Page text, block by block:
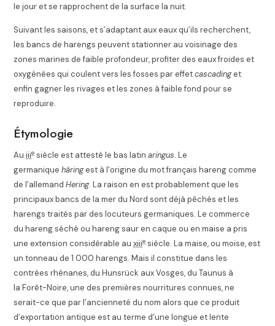
le jour et se rapprochent de la surface la nuit.
Suivant les saisons, et s’adaptant aux eaux qu’ils recherchent,
les bancs de harengs peuvent stationner au voisinage des
zones marines de faible profondeur, profiter des eaux froides et
oxygénées qui coulent vers les fosses par effetcascadinget
enfin gagner les rivages et les zones à faible fond pour se
reproduire.
Étymologie
Auiiie siècle est attesté le bas latinaringus. Le
germaniquehâringest à l’origine du mot français hareng comme
de l’allemandHering. La raison en est probablement que les
principaux bancs de la mer du Nord sont déjà pêchés et les
harengs traités par des locuteurs germaniques. Le commerce
du hareng séché ou hareng saur en caque ou en maise a pris
une extension considérable auxiiie siècle. La maise, ou moise, est
un tonneau de 1 000 harengs. Mais il constitue dans les
contrées rhénanes, du Hunsrück aux Vosges, du Taunus à
la Forêt-Noire, une des premières nourritures connues, ne
serait-ce que par l’ancienneté du nom alors que ce produit
d’exportation antique est au terme d’une longue et lente